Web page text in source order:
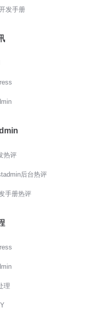
发手册
热评
后台热评
手册热评
理